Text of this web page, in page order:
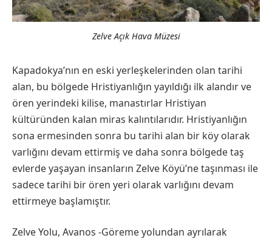
Zelve Açık Hava Müzesi
Kapadokya’nın en eski yerleşkelerinden olan tarihi
alan, bu bölgede Hristiyanlığın yayıldığı ilk alandır ve
ören yerindeki kilise, manastırlar Hristiyan
kültüründen kalan miras kalıntılarıdır. Hristiyanlığın
sona ermesinden sonra bu tarihi alan bir köy olarak
varlığını devam ettirmiş ve daha sonra bölgede taş
evlerde yaşayan insanların Zelve Köyü’ne taşınması ile
sadece tarihi bir ören yeri olarak varlığını devam
ettirmeye başlamıştır.
Zelve Yolu, Avanos -Göreme yolundan ayrılarak